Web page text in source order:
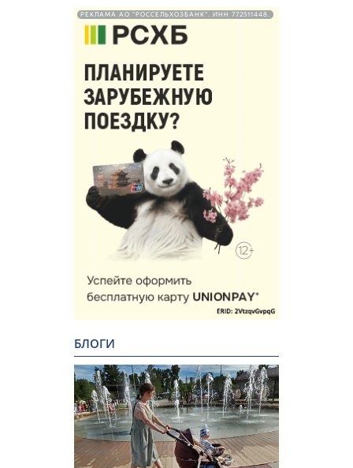
РЕКЛАМА АО "РОССЕЛЬХОЗБАНК". ИНН 772511448.
БЛОГИ